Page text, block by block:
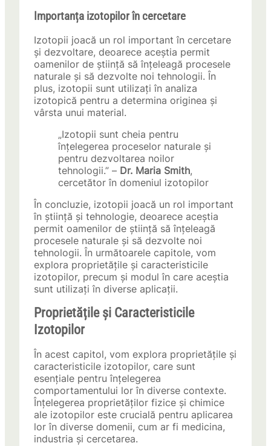
Importanța izotopilor în cercetare
Izotopii joacă un rol important în cercetare
și dezvoltare, deoarece aceștia permit
oamenilor de știință să înțeleagă procesele
naturale și să dezvolte noi tehnologii. În
plus, izotopii sunt utilizați în analiza
izotopică pentru a determina originea și
vârsta unui material.
„Izotopii sunt cheia pentru
înțelegerea proceselor naturale și
pentru dezvoltarea noilor
tehnologii.” – Dr. Maria Smith,
cercetător în domeniul izotopilor
În concluzie, izotopii joacă un rol important
în știință și tehnologie, deoarece aceștia
permit oamenilor de știință să înțeleagă
procesele naturale și să dezvolte noi
tehnologii. În următoarele capitole, vom
explora proprietățile și caracteristicile
izotopilor, precum și modul în care aceștia
sunt utilizați în diverse aplicații.
Proprietățile și Caracteristicile
Izotopilor
În acest capitol, vom explora proprietățile și
caracteristicile izotopilor, care sunt
esențiale pentru înțelegerea
comportamentului lor în diverse contexte.
Înțelegerea proprietăților fizice și chimice
ale izotopilor este crucială pentru aplicarea
lor în diverse domenii, cum ar fi medicina,
industria și cercetarea.